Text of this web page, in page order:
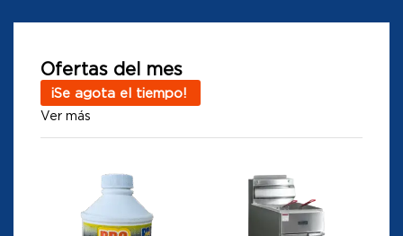
Ofertas del mes
¡Se agota el tiempo!
Ver más